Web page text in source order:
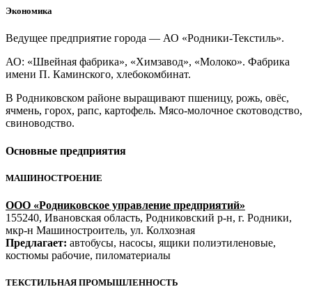
Экономика
Ведущее предприятие города — АО «Родники-Текстиль».
АО: «Швейная фабрика», «Химзавод», «Молоко». Фабрика
имени П. Каминского, хлебокомбинат.
В Родниковском районе выращивают пшеницу, рожь, овёс,
ячмень, горох, рапс, картофель. Мясо-молочное скотоводство,
свиноводство.
Основные предприятия
МАШИНОСТРОЕНИЕ
ООО «Родниковское управление предприятий»
155240, Ивановская область, Родниковский р-н, г. Родники,
мкр-н Машиностроитель, ул. Колхозная
Предлагает: автобусы, насосы, ящики полиэтиленовые,
костюмы рабочие, пиломатериалы
ТЕКСТИЛЬНАЯ ПРОМЫШЛЕННОСТЬ